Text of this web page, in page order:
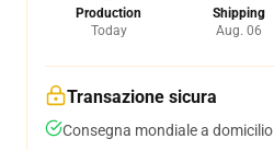
Production
Today
Shipping
Aug. 06
Transazione sicura
Consegna mondiale a domicilio